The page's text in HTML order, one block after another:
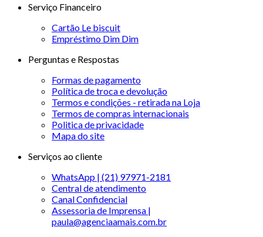
Serviço Financeiro
Cartão Le biscuit
Empréstimo Dim Dim
Perguntas e Respostas
Formas de pagamento
Política de troca e devolução
Termos e condições - retirada na Loja
Termos de compras internacionais
Politica de privacidade
Mapa do site
Serviços ao cliente
WhatsApp | (21) 97971-2181
Central de atendimento
Canal Confidencial
Assessoria de Imprensa |
paula@agenciaamais.com.br